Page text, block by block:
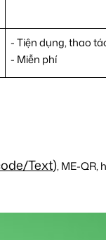
- Tiện dụng, thao
- Miễn phí
Text), ME-QR,